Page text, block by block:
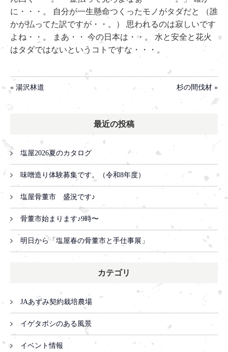
に・・・。 自分が一生懸命つくったモノがタダだと （誰
かが払ってた訳ですが・・。） 思われるのは寂しいです
よね・・。 まあ・・ 今の日本は・・。 水と安全と花火
はタダではないというコトですな・・・。
« 湯沢林道 杉の間伐材 »
最近の投稿
塩屋2026夏のカタログ
味噌造り体験募集です。（令和8年度）
塩屋骨董市 盛況です♪
骨董市始まります♪9時〜
明日から「塩屋春の骨董市と手仕事展」
カテゴリ
JAあずみ契約栽培農場
イゲタボシのある風景
イベント情報